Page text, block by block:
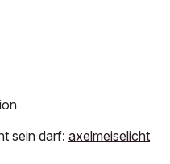
sein darf: axelmeiselicht